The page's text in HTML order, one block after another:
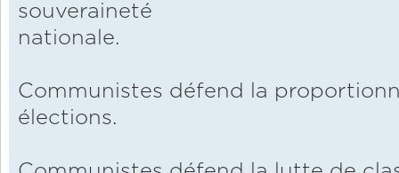
souveraineté
nationale.
Communistes défend la
élections.